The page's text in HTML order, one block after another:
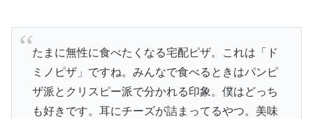
たまに無性に食べたくなる宅配ピザ。これは「ド
ミノピザ」ですね。みんなで食べるときはパンピ
ザ派とクリスピー派で分かれる印象。僕はどっち
も好きです。耳にチーズが詰まってるやつ。美味